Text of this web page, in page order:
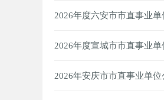
2026年度六安市市直事业
2026年度宣城市市直事业
2026年安庆市市直事业单